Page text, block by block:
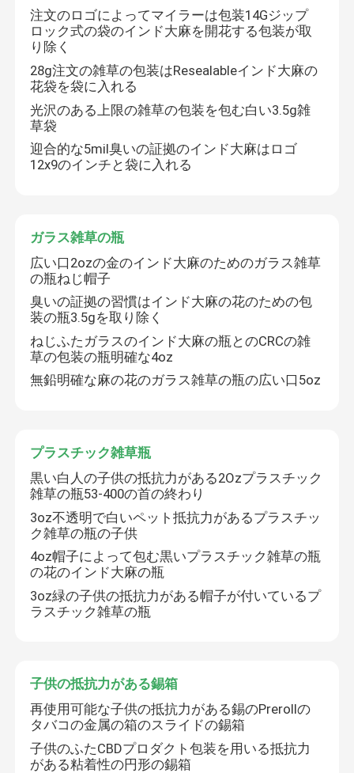
注文のロゴによってマイラーは包装14Gジップ
ロック式の袋のインド大麻を開花する包装が取
り除く
28g注文の雑草の包装はResealableインド大麻の
花袋を袋に入れる
光沢のある上限の雑草の包装を包む白い3.5g雑
草袋
迎合的な5mil臭いの証拠のインド大麻はロゴ
12x9のインチと袋に入れる
ガラス雑草の瓶
広い口2ozの金のインド大麻のためのガラス雑草
の瓶ねじ帽子
臭いの証拠の習慣はインド大麻の花のための包
装の瓶3.5gを取り除く
ねじふたガラスのインド大麻の瓶とのCRCの雑
草の包装の瓶明確な4oz
無鉛明確な麻の花のガラス雑草の瓶の広い口5oz
プラスチック雑草瓶
黒い白人の子供の抵抗力がある2Ozプラスチック
雑草の瓶53-400の首の終わり
3oz不透明で白いペット抵抗力があるプラスチッ
ク雑草の瓶の子供
4oz帽子によって包む黒いプラスチック雑草の瓶
の花のインド大麻の瓶
3oz緑の子供の抵抗力がある帽子が付いているプ
ラスチック雑草の瓶
子供の抵抗力がある錫箱
再使用可能な子供の抵抗力がある錫のPrerollの
タバコの金属の箱のスライドの錫箱
子供のふたCBDプロダクト包装を用いる抵抗力
がある粘着性の円形の錫箱